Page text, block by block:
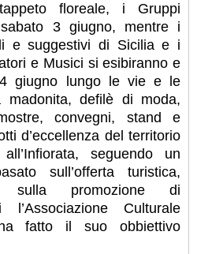
floreale, i Gruppi
3 giugno, mentre i
e suggestivi di Sicilia e i
e Musici si esibiranno e
4 giugno lungo le vie e le
madonita, defilè di moda,
convegni, stand e
d’eccellenza del territorio
seguendo un
sull’offerta turistica,
sulla promozione di
Culturale
fatto il suo obbiettivo